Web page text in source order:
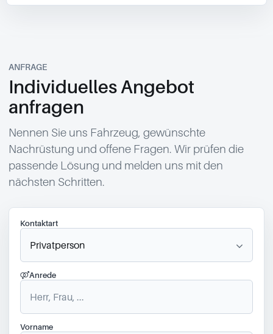
ANFRAGE
Individuelles Angebot
anfragen
Nennen Sie uns Fahrzeug, gewünschte
Nachrüstung und offene Fragen. Wir prüfen die
passende Lösung und melden uns mit den
nächsten Schritten.
Kontaktart
Anrede
Vorname